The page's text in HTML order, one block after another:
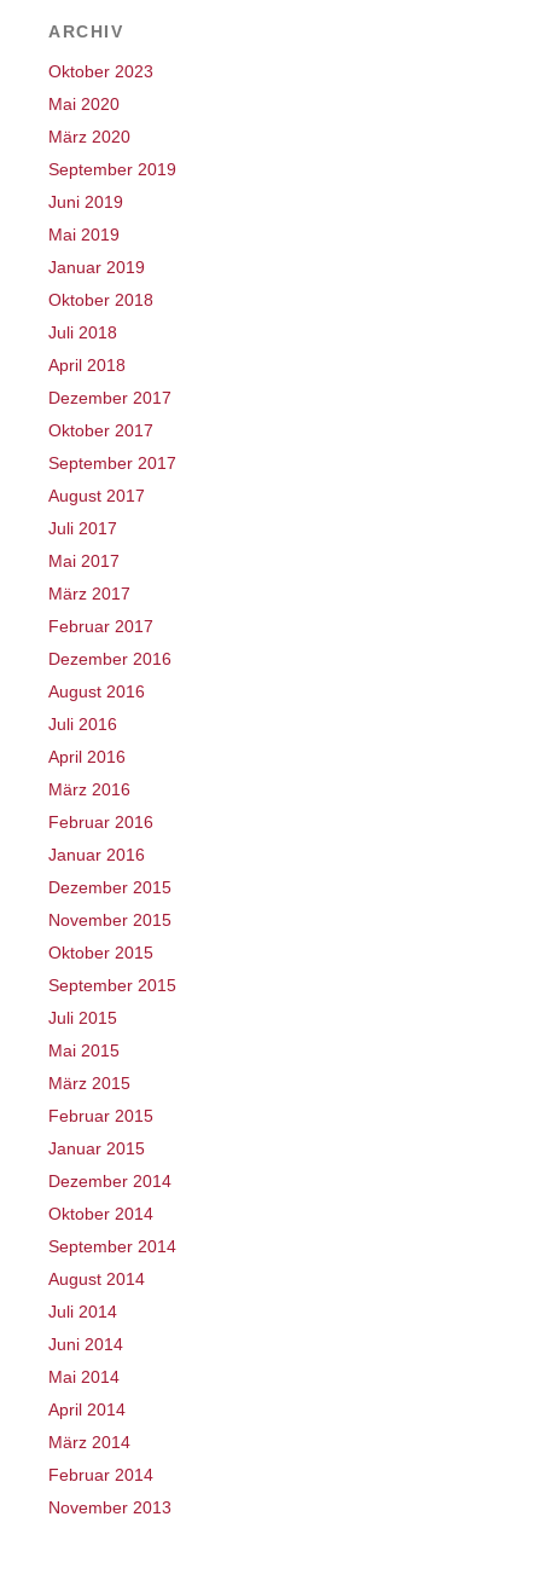
ARCHIV
Oktober 2023
Mai 2020
März 2020
September 2019
Juni 2019
Mai 2019
Januar 2019
Oktober 2018
Juli 2018
April 2018
Dezember 2017
Oktober 2017
September 2017
August 2017
Juli 2017
Mai 2017
März 2017
Februar 2017
Dezember 2016
August 2016
Juli 2016
April 2016
März 2016
Februar 2016
Januar 2016
Dezember 2015
November 2015
Oktober 2015
September 2015
Juli 2015
Mai 2015
März 2015
Februar 2015
Januar 2015
Dezember 2014
Oktober 2014
September 2014
August 2014
Juli 2014
Juni 2014
Mai 2014
April 2014
März 2014
Februar 2014
November 2013